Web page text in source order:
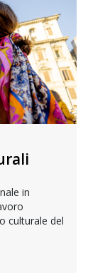
in
culturale del